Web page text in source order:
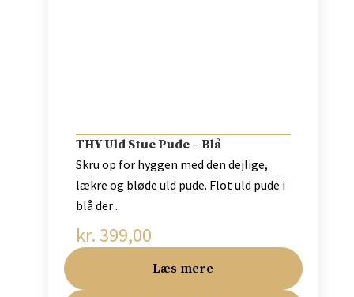
THY Uld Stue Pude – Blå
Skru op for hyggen med den dejlige,
lækre og bløde uld pude. Flot uld pude i
blå der ..
kr.399,00
Læs mere